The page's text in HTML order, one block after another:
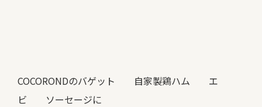
COCORONDのバゲット 自家製鶏ハム エ
ビ ソーセージに